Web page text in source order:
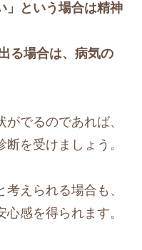
」という場合は精神
る場合は、病気の
でるのであれば、
を受けましょう。
えられる場合も、
感を得られます。